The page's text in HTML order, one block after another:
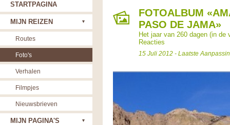
FOTOALBUM
PASO DE JAMA»
Het jaar van 260 dagen (in
Reacties
15 Juli 2012 - Laatste
STARTPAGINA
MIJN REIZEN
Routes
Foto's
Verhalen
Filmpjes
Nieuwsbrieven
MIJN PAGINA'S